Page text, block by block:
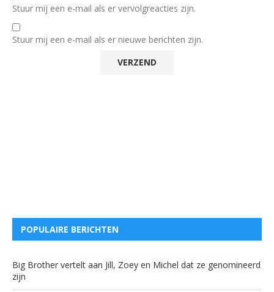
Stuur mij een e-mail als er vervolgreacties zijn.
Stuur mij een e-mail als er nieuwe berichten zijn.
POPULAIRE BERICHTEN
Big Brother vertelt aan Jill, Zoey en Michel dat ze genomineerd
zijn